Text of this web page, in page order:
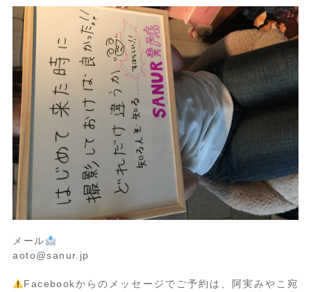
メール
aoto@sanur.jp
Facebookからのメッセージでご予約は、阿実みやこ宛